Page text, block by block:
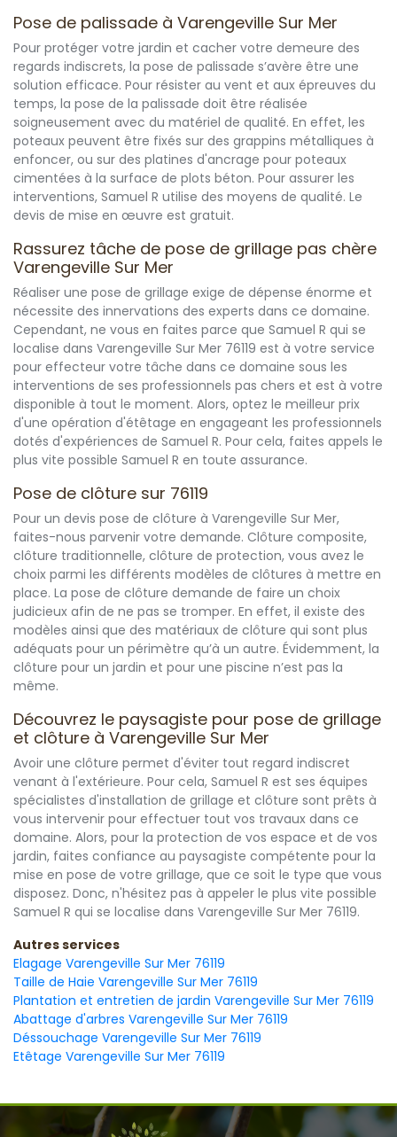
Pose de palissade à Varengeville Sur Mer
Pour protéger votre jardin et cacher votre demeure des
regards indiscrets, la pose de palissade s’avère être une
solution efficace. Pour résister au vent et aux épreuves du
temps, la pose de la palissade doit être réalisée
soigneusement avec du matériel de qualité. En effet, les
poteaux peuvent être fixés sur des grappins métalliques à
enfoncer, ou sur des platines d'ancrage pour poteaux
cimentées à la surface de plots béton. Pour assurer les
interventions, Samuel R utilise des moyens de qualité. Le
devis de mise en œuvre est gratuit.
Rassurez tâche de pose de grillage pas chère
Varengeville Sur Mer
Réaliser une pose de grillage exige de dépense énorme et
nécessite des innervations des experts dans ce domaine.
Cependant, ne vous en faites parce que Samuel R qui se
localise dans Varengeville Sur Mer 76119 est à votre service
pour effecteur votre tâche dans ce domaine sous les
interventions de ses professionnels pas chers et est à votre
disponible à tout le moment. Alors, optez le meilleur prix
d'une opération d'étêtage en engageant les professionnels
dotés d'expériences de Samuel R. Pour cela, faites appels le
plus vite possible Samuel R en toute assurance.
Pose de clôture sur 76119
Pour un devis pose de clôture à Varengeville Sur Mer,
faites-nous parvenir votre demande. Clôture composite,
clôture traditionnelle, clôture de protection, vous avez le
choix parmi les différents modèles de clôtures à mettre en
place. La pose de clôture demande de faire un choix
judicieux afin de ne pas se tromper. En effet, il existe des
modèles ainsi que des matériaux de clôture qui sont plus
adéquats pour un périmètre qu’à un autre. Évidemment, la
clôture pour un jardin et pour une piscine n’est pas la
même.
Découvrez le paysagiste pour pose de grillage
et clôture à Varengeville Sur Mer
Avoir une clôture permet d'éviter tout regard indiscret
venant à l'extérieure. Pour cela, Samuel R est ses équipes
spécialistes d'installation de grillage et clôture sont prêts à
vous intervenir pour effectuer tout vos travaux dans ce
domaine. Alors, pour la protection de vos espace et de vos
jardin, faites confiance au paysagiste compétente pour la
mise en pose de votre grillage, que ce soit le type que vous
disposez. Donc, n'hésitez pas à appeler le plus vite possible
Samuel R qui se localise dans Varengeville Sur Mer 76119.
Autres services
Elagage Varengeville Sur Mer 76119
Taille de Haie Varengeville Sur Mer 76119
Plantation et entretien de jardin Varengeville Sur Mer 76119
Abattage d'arbres Varengeville Sur Mer 76119
Déssouchage Varengeville Sur Mer 76119
Etêtage Varengeville Sur Mer 76119